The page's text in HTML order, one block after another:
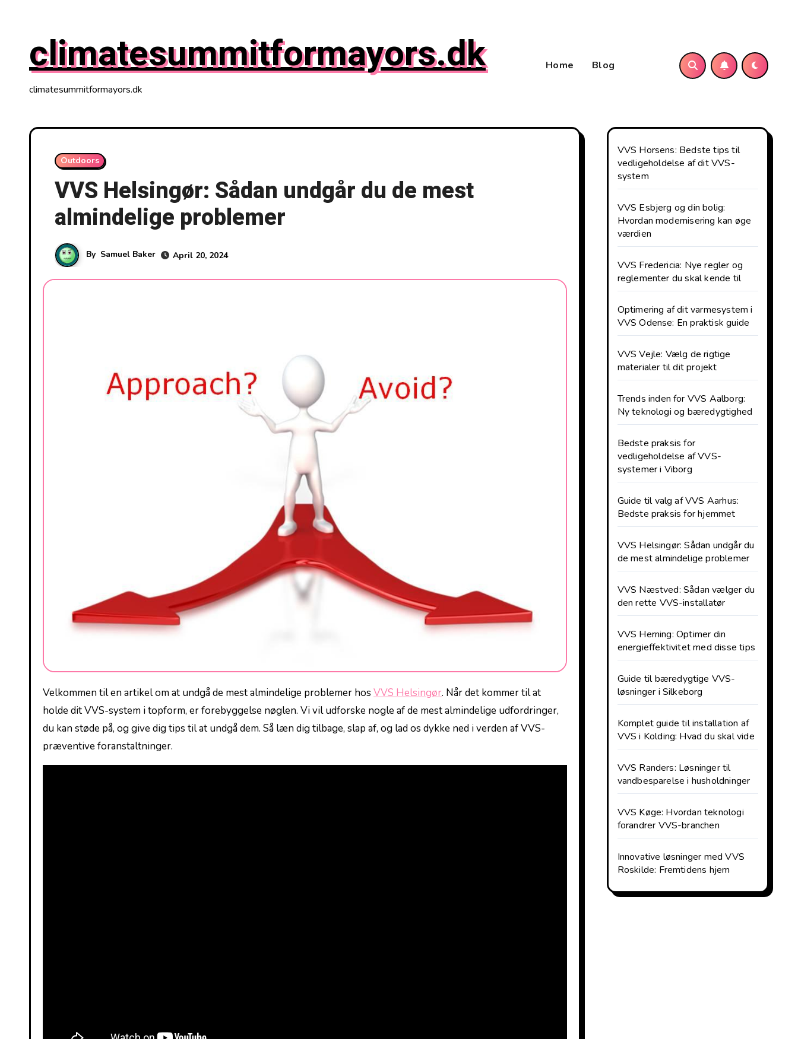
climatesummitformayors.dk
climatesummitformayors.dk
Home Blog
Outdoors
VVS Helsingør: Sådan undgår du de mest
almindelige problemer
By Samuel Baker April 20, 2024
Velkommen til⁣ en artikel om at undgå de mest ​almindelige problemer hos VVS Helsingør. Når det kommer til at
holde dit VVS-system i topform, ⁤er forebyggelse ​nøglen. Vi vil udforske nogle ‌af de mest almindelige udfordringer,
du kan støde på, og give dig‍ tips til at ‍undgå dem. Så læn dig tilbage, slap af, og lad os dykke ned i verden af VVS-
præventive ⁣foranstaltninger.
VVS Horsens: Bedste tips til
vedligeholdelse af dit VVS-
system
VVS Esbjerg og din bolig:
Hvordan modernisering kan øge
værdien
VVS Fredericia: Nye regler og
reglementer du skal kende til
Optimering af dit varmesystem i
VVS Odense: En praktisk guide
VVS Vejle: Vælg de rigtige
materialer til dit projekt
Trends inden for VVS Aalborg:
Ny teknologi og bæredygtighed
Bedste praksis for
vedligeholdelse af VVS-
systemer i Viborg
Guide til valg af VVS Aarhus:
Bedste praksis for hjemmet
VVS Helsingør: Sådan undgår du
de mest almindelige problemer
VVS Næstved: Sådan vælger du
den rette VVS-installatør
VVS Herning: Optimer din
energieffektivitet med disse tips
Guide til bæredygtige VVS-
løsninger i Silkeborg
Komplet guide til installation af
VVS i Kolding: Hvad du skal vide
VVS Randers: Løsninger til
vandbesparelse i husholdninger
VVS Køge: Hvordan teknologi
forandrer VVS-branchen
Innovative løsninger med VVS
Roskilde: Fremtidens hjem